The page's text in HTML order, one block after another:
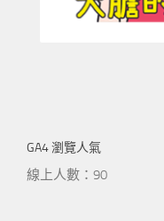
GA4 瀏覽人氣
線上人數：90